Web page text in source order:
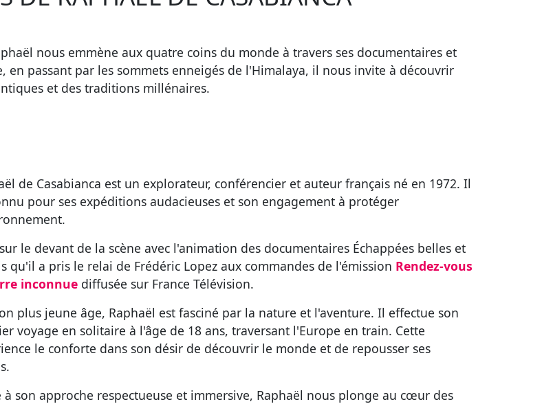
nous emmène aux quatre coins du monde à travers ses documentaires et
en passant par les sommets enneigés de l'Himalaya, il nous invite à découvrir
et des traditions millénaires.
de Casabianca est un explorateur, conférencier et auteur français né en 1972. Il
pour ses expéditions audacieuses et son engagement à protéger
le devant de la scène avec l'animation des documentaires Échappées belles et
qu'il a pris le relai de Frédéric Lopez aux commandes de l'émission Rendez-vous
inconnue diffusée sur France Télévision.
plus jeune âge, Raphaël est fasciné par la nature et l'aventure. Il effectue son
voyage en solitaire à l'âge de 18 ans, traversant l'Europe en train. Cette
le conforte dans son désir de découvrir le monde et de repousser ses
à son approche respectueuse et immersive, Raphaël nous plonge au cœur des